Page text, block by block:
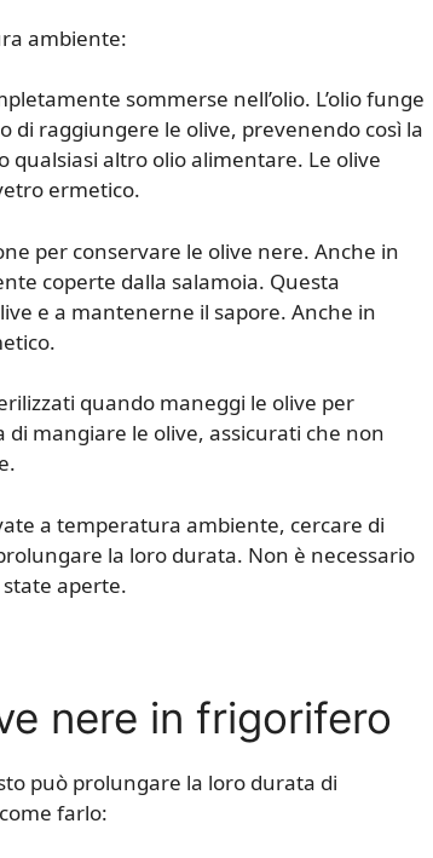
ambiente:
sommerse nell’olio. L’olio funge
di raggiungere le olive, prevenendo così la
qualsiasi altro olio alimentare. Le olive
ermetico.
per conservare le olive nere. Anche in
coperte dalla salamoia. Questa
e a mantenerne il sapore. Anche in
quando maneggi le olive per
mangiare le olive, assicurati che non
a temperatura ambiente, cercare di
la loro durata. Non è necessario
aperte.
nere in frigorifero
può prolungare la loro durata di
farlo: